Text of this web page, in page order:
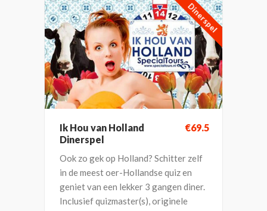
Dinerspel
Ik Hou van Holland
Dinerspel
€69.5
Ook zo gek op Holland? Schitter zelf
in de meest oer-Hollandse quiz en
geniet van een lekker 3 gangen diner.
Inclusief quizmaster(s), originele